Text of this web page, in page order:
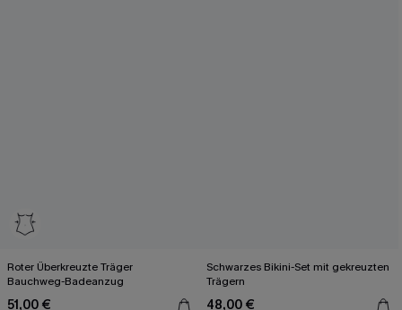
Roter Überkreuzte Träger
Bauchweg-Badeanzug
51,00 €
Schwarzes Bikini-Set mit gekreuzten
Trägern
48,00 €